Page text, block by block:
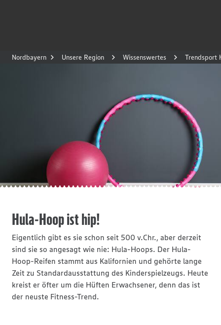
Nordbayern Unsere Region Wissenswertes Trendsport
Hula-Hoop ist hip!
Eigentlich gibt es sie schon seit 500 v.Chr., aber derzeit
sind sie so angesagt wie nie: Hula-Hoops. Der Hula-
Hoop-Reifen stammt aus Kalifornien und gehörte lange
Zeit zu Standardausstattung des Kinderspielzeugs. Heute
kreist er öfter um die Hüften Erwachsener, denn das ist
der neuste Fitness-Trend.